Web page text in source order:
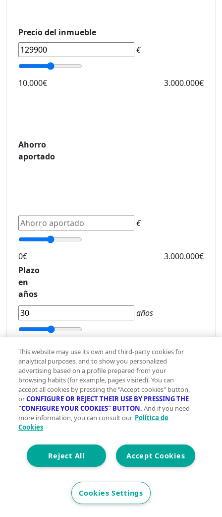
Precio del inmueble
€
10.000€ 3.000.000€
Ahorro
aportado
€
0€
3.000.000€
Plazo
en
años
años
Tipo
de
interés
Fijo
Variable
Segunda mano
This website may use its own and third-party cookies for
analytical purposes, and to show you personalized
advertising based on a profile prepared from your
browsing habits (for example, pages visited). You can
accept all cookies by pressing the "Accept cookies" button,
orCONFIGURE OR REJECT THEIR USE BY PRESSING THE
"CONFIGURE YOUR COOKIES" BUTTON. And if you need
more information, you can consult our Política de
Cookies
Accept Cookies
Reject All
Cookies Settings